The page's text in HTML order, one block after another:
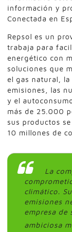
información y
Conectada en
Repsol es un
trabaja para
energético con
soluciones que
el gas natural,
emisiones, las
y el
más de 25.000
sus productos
10 millones de
La
climático.
emisiones
empresa de
ambiciosa